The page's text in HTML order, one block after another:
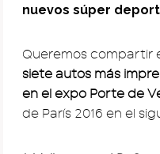
nuevos súper
Queremos compartir
siete autos más
en el expo Porte de
de París 2016 en el